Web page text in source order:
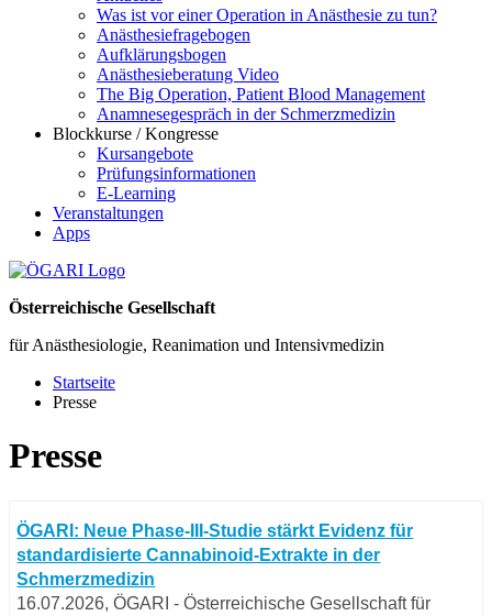
Was ist vor einer Operation in Anästhesie zu tun?
Anästhesiefragebogen
Aufklärungsbogen
Anästhesieberatung Video
The Big Operation, Patient Blood Management
Anamnesegespräch in der Schmerzmedizin
Blockkurse / Kongresse
Kursangebote
Prüfungsinformationen
E-Learning
Veranstaltungen
Apps
Österreichische Gesellschaft
für Anästhesiologie, Reanimation und Intensivmedizin
Startseite
Presse
Presse
ÖGARI: Neue Phase-III-Studie stärkt Evidenz für
standardisierte Cannabinoid-Extrakte in der
Schmerzmedizin
16.07.2026, ÖGARI - Österreichische Gesellschaft für